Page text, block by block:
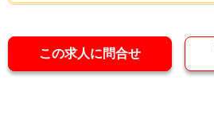
この求人に問合せ